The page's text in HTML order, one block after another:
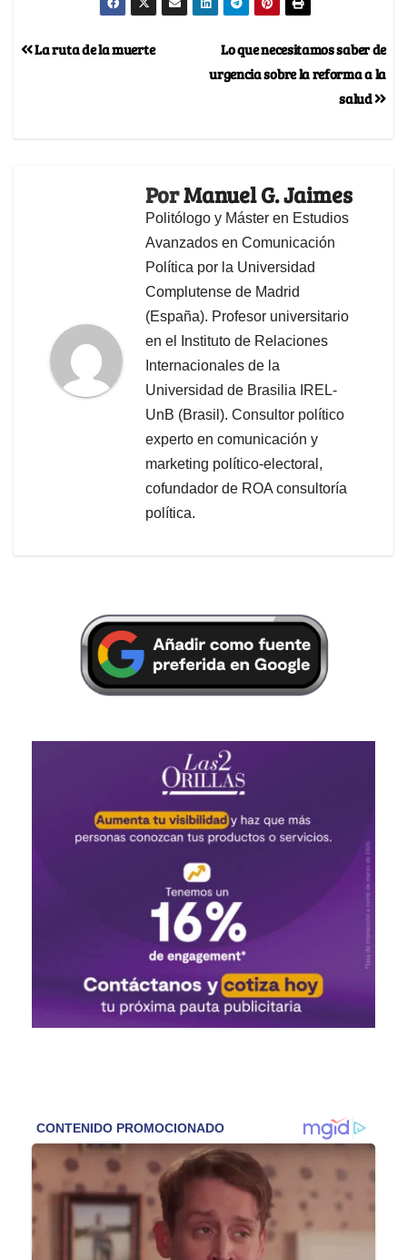
Lo que necesitamos saber de
urgencia sobre la reforma a la
salud
La ruta de la muerte
PorManuel G. Jaimes
Politólogo y Máster en Estudios
Avanzados en Comunicación
Política por la Universidad
Complutense de Madrid
(España). Profesor universitario
en el Instituto de Relaciones
Internacionales de la
Universidad de Brasilia IREL-
UnB (Brasil). Consultor político
experto en comunicación y
marketing político-electoral,
cofundador de ROA consultoría
política.